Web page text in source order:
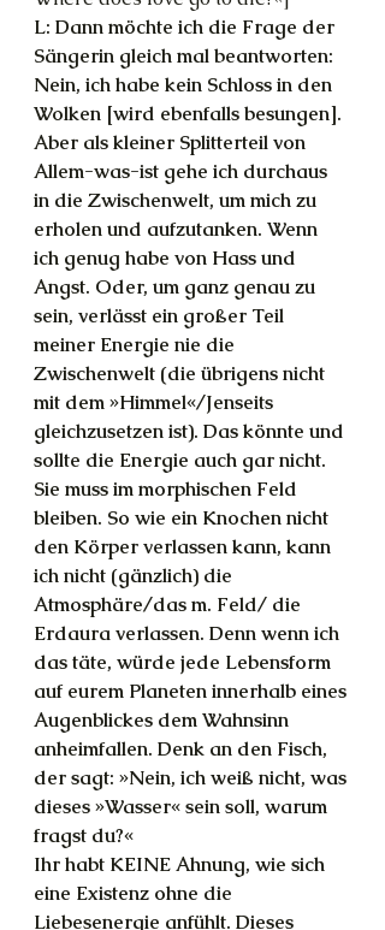
L: Dann möchte ich die Frage der
Sängerin gleich mal beantworten:
Nein, ich habe kein Schloss in den
Wolken [wird ebenfalls besungen].
Aber als kleiner Splitterteil von
Allem-was-ist gehe ich durchaus
in die Zwischenwelt, um mich zu
erholen und aufzutanken. Wenn
ich genug habe von Hass und
Angst. Oder, um ganz genau zu
sein, verlässt ein großer Teil
meiner Energie nie die
Zwischenwelt (die übrigens nicht
mit dem »Himmel«/Jenseits
gleichzusetzen ist). Das könnte und
sollte die Energie auch gar nicht.
Sie muss im morphischen Feld
bleiben. So wie ein Knochen nicht
den Körper verlassen kann, kann
ich nicht (gänzlich) die
Atmosphäre/das m. Feld/ die
Erdaura verlassen. Denn wenn ich
das täte, würde jede Lebensform
auf eurem Planeten innerhalb eines
Augenblickes dem Wahnsinn
anheimfallen. Denk an den Fisch,
der sagt: »Nein, ich weiß nicht, was
dieses »Wasser« sein soll, warum
fragst du?«
Ihr habt KEINE Ahnung, wie sich
eine Existenz ohne die
Liebesenergie anfühlt. Dieses